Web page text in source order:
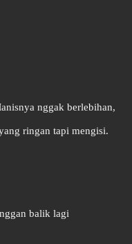
nggak berlebihan,
ringan tapi mengisi.
balik lagi